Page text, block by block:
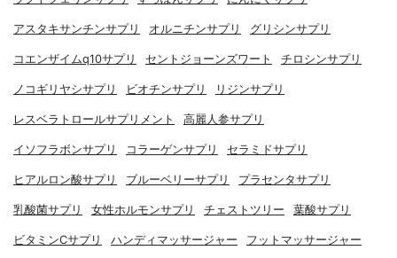
アスタキサンチンサプリ オルニチンサプリ グリシンサプリ
コエンザイムq10サプリ セントジョーンズワート チロシンサプリ
ノコギリヤシサプリ ビオチンサプリ リジンサプリ
レスベラトロールサプリメント 高麗人参サプリ
イソフラボンサプリ コラーゲンサプリ セラミドサプリ
ヒアルロン酸サプリ ブルーベリーサプリ プラセンタサプリ
乳酸菌サプリ 女性ホルモンサプリ チェストツリー 葉酸サプリ
ビタミンCサプリ ハンディマッサージャー フットマッサージャー